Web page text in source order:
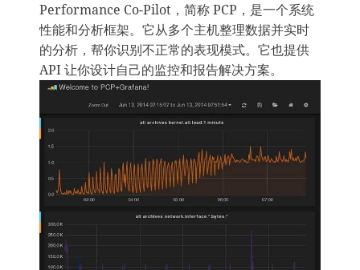
Performance Co-Pilot，简称 PCP，是一个系统
性能和分析框架。它从多个主机整理数据并实时
的分析，帮你识别不正常的表现模式。它也提供
API 让你设计自己的监控和报告解决方案。